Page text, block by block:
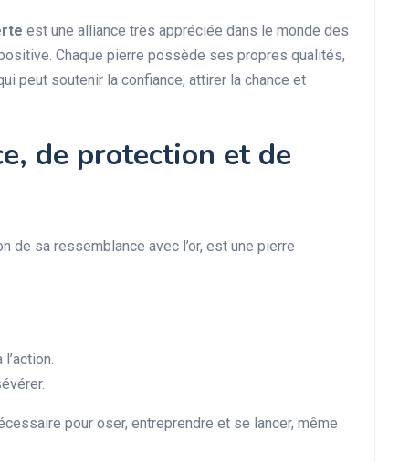
est une alliance très appréciée dans le monde des
Chaque pierre possède ses propres qualités,
peut soutenir la confiance, attirer la chance et
de protection et de
de sa ressemblance avec l’or, est une pierre
pour oser, entreprendre et se lancer, même